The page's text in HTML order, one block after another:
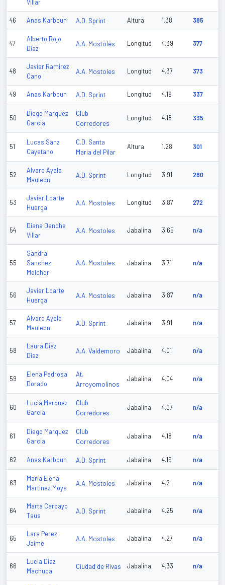
Villar
46 Anas Karboun A.D. Sprint Altura 1.38 385
47
Alberto Rojo
Diaz
A.A. Mostoles Longitud 4.39 377
48
Javier Ramirez
Cano
A.A. Mostoles Longitud 4.37 373
49 Anas Karboun A.D. Sprint Longitud 4.19 337
50
Diego Marquez
Garcia
Club
Corredores
Longitud 4.18 335
51
Lucas Sanz
Cayetano
C.D. Santa
Maria del Pilar
Altura 1.28 301
52
Alvaro Ayala
Mauleon
A.D. Sprint Longitud 3.91 280
53
Javier Loarte
Huerga
A.A. Mostoles Longitud 3.87 272
54
Diana Denche
Villar
A.A. Mostoles Jabalina 3.65 n/a
55
Sandra
Sanchez
Melchor
A.A. Mostoles Jabalina 3.71 n/a
56
Javier Loarte
Huerga
A.A. Mostoles Jabalina 3.87 n/a
57
Alvaro Ayala
Mauleon
A.D. Sprint Jabalina 3.91 n/a
58
Laura Diaz
Diaz
A.A. Valdemoro Jabalina 4.01 n/a
59
Elena Pedrosa
Dorado
At.
Arroyomolinos
Jabalina 4.04 n/a
60
Lucia Marquez
Garcia
Club
Corredores
Jabalina 4.07 n/a
61
Diego Marquez
Garcia
Club
Corredores
Jabalina 4.18 n/a
62 Anas Karboun A.D. Sprint Jabalina 4.19 n/a
63
Maria Elena
Martinez Moya
A.A. Mostoles Jabalina 4.2 n/a
64
Marta Carbayo
Taus
A.D. Sprint Jabalina 4.25 n/a
65
Lara Perez
Jaime
A.A. Mostoles Jabalina 4.27 n/a
66
Lucia Diaz
Machuca
Ciudad de Rivas Jabalina 4.33 n/a